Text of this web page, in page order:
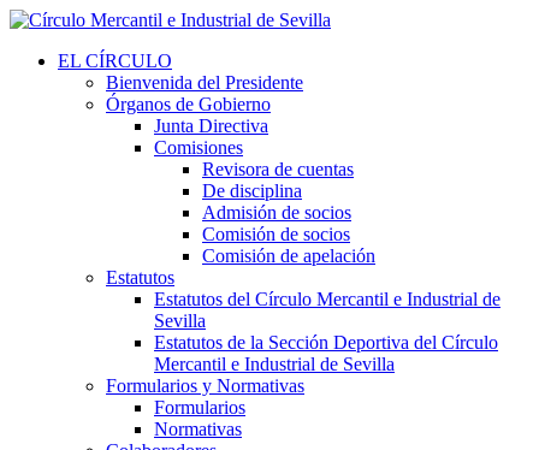
EL CÍRCULO
Bienvenida del Presidente
Órganos de Gobierno
Junta Directiva
Comisiones
Revisora de cuentas
De disciplina
Admisión de socios
Comisión de socios
Comisión de apelación
Estatutos
Estatutos del Círculo Mercantil e Industrial de
Sevilla
Estatutos de la Sección Deportiva del Círculo
Mercantil e Industrial de Sevilla
Formularios y Normativas
Formularios
Normativas